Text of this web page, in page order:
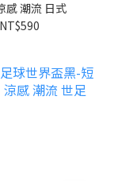
潮流 日式
NT$590